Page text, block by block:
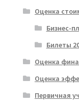
Оценка
Бизнес-
Билеты
Оценка
Оценка
Первичная